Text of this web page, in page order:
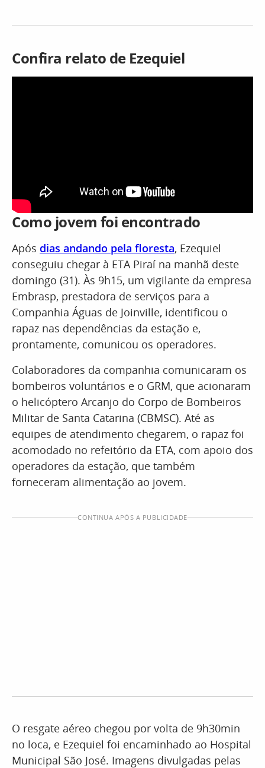
Confira relato de Ezequiel
Como jovem foi encontrado
Após dias andando pela floresta, Ezequiel
conseguiu chegar à ETA Piraí na manhã deste
domingo (31). Às 9h15, um vigilante da empresa
Embrasp, prestadora de serviços para a
Companhia Águas de Joinville, identificou o
rapaz nas dependências da estação e,
prontamente, comunicou os operadores.
Colaboradores da companhia comunicaram os
bombeiros voluntários e o GRM, que acionaram
o helicóptero Arcanjo do Corpo de Bombeiros
Militar de Santa Catarina (CBMSC). Até as
equipes de atendimento chegarem, o rapaz foi
acomodado no refeitório da ETA, com apoio dos
operadores da estação, que também
forneceram alimentação ao jovem.
CONTINUA APÓS A PUBLICIDADE
O resgate aéreo chegou por volta de 9h30min
no loca, e Ezequiel foi encaminhado ao Hospital
Municipal São José. Imagens divulgadas pelas